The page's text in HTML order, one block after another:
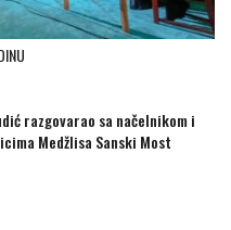
razgovarao sa načelnikom i
Medžlisa Sanski Most